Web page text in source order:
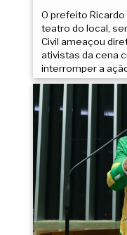
O prefeito
teatro do local,
Civil ameaçou
ativistas da cena
interromper a